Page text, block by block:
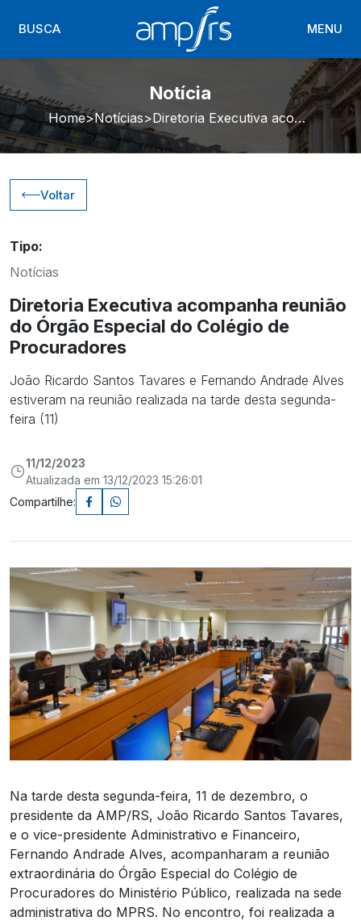
BUSCA MENU
Notícia
Home Notícias Diretoria Executiva acompanha reunião do Órgão Especial do Colégio de Procuradores
Voltar
Tipo:
Notícias
Diretoria Executiva acompanha reunião
do Órgão Especial do Colégio de
Procuradores
João Ricardo Santos Tavares e Fernando Andrade Alves
estiveram na reunião realizada na tarde desta segunda-
feira (11)
11/12/2023
Atualizada em 13/12/2023 15:26:01
Compartilhe:
Na tarde desta segunda-feira, 11 de dezembro, o
presidente da AMP/RS, João Ricardo Santos Tavares,
e o vice-presidente Administrativo e Financeiro,
Fernando Andrade Alves, acompanharam a reunião
extraordinária do Órgão Especial do Colégio de
Procuradores do Ministério Público, realizada na sede
administrativa do MPRS. No encontro, foi realizada a